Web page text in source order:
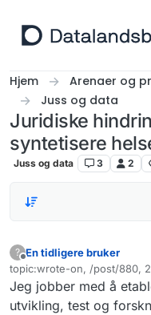
Hjem Arenaer og
Juss og data
Juridiske
syntetisere
Juss og data 3 2
?
Frakoblet
En tidligere bruker
topic:wrote-on, /post/880,
Sist endret av
Jeg jobber med å
utvikling, test og